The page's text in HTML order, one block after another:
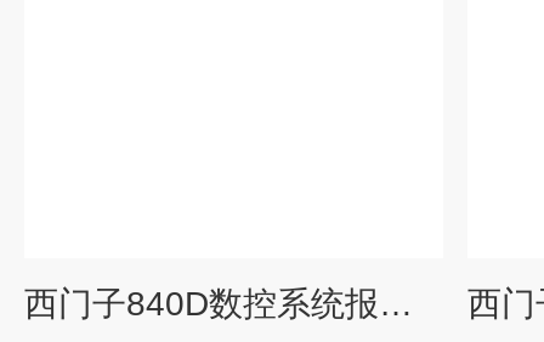
西门子840D数控系统报警30050*代码维修